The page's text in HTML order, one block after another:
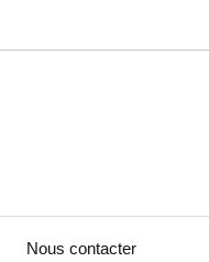
Nous contacter